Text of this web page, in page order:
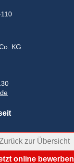
KG
zur Übersicht
online bewerben